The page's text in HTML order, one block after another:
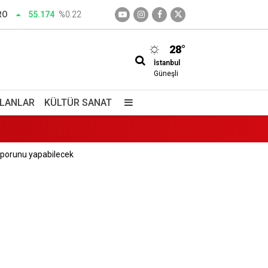
55.174 %0.22
28°
İstanbul
Güneşli
KÜLTÜR SANAT
yapabilecek